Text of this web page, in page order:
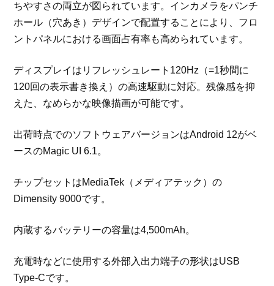
ちやすさの両立が図られています。インカメラをパンチ
ホール（穴あき）デザインで配置することにより、フロ
ントパネルにおける画面占有率も高められています。
ディスプレイはリフレッシュレート120Hz（=1秒間に
120回の表示書き換え）の高速駆動に対応。残像感を抑
えた、なめらかな映像描画が可能です。
出荷時点でのソフトウェアバージョンはAndroid 12がベ
ースのMagic UI 6.1。
チップセットはMediaTek（メディアテック）の
Dimensity 9000です。
内蔵するバッテリーの容量は4,500mAh。
充電時などに使用する外部入出力端子の形状はUSB
Type-Cです。